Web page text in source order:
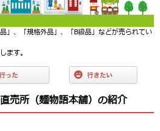
」、「規格外品」、「B級品」などが売られてい
ます。
売所（麺物語本舗）の紹介